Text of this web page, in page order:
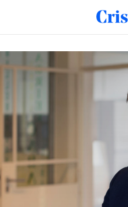
snappen waar het over